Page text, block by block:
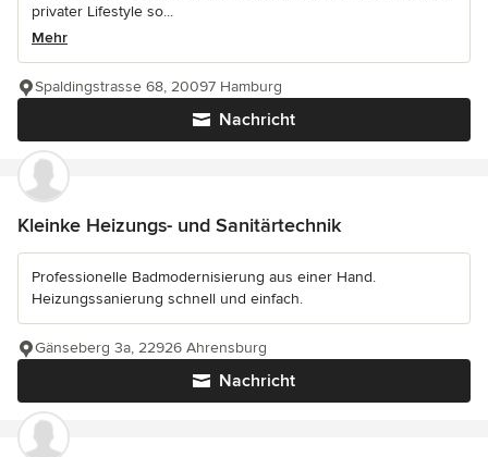
privater Lifestyle so...
Mehr
Nachricht
Spaldingstrasse 68, 20097 Hamburg
Kleinke Heizungs- und Sanitärtechnik
Professionelle Badmodernisierung aus einer Hand.
Heizungssanierung schnell und einfach.
Nachricht
Gänseberg 3a, 22926 Ahrensburg